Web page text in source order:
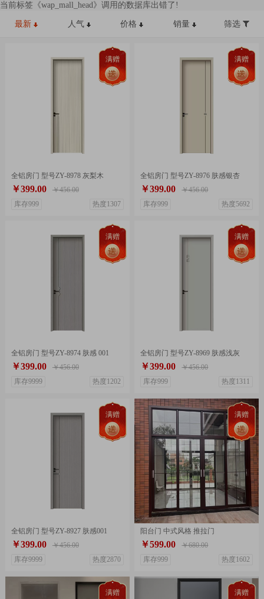
当前标签《wap_mall_head》调用的数据库出错了!
最新 人气 价格 销量 筛选
满赠
全铝房门 型号ZY-8978 灰梨木
￥399.00
￥456.00
库存999
热度1307
满赠
全铝房门 型号ZY-8976 肤感银杏
￥399.00
￥456.00
库存999
热度5692
满赠
全铝房门 型号ZY-8974 肤感 001
￥399.00
￥456.00
库存9999
热度1202
满赠
全铝房门 型号ZY-8969 肤感浅灰
￥399.00
￥456.00
库存999
热度1311
满赠
全铝房门 型号ZY-8927 肤感001
￥399.00
￥456.00
库存9999
热度2870
满赠
阳台门 中式风格 推拉门
￥599.00
￥680.00
库存999
热度1602
满赠 满赠